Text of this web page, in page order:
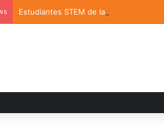
Estudiantes STEM de la UDLAP